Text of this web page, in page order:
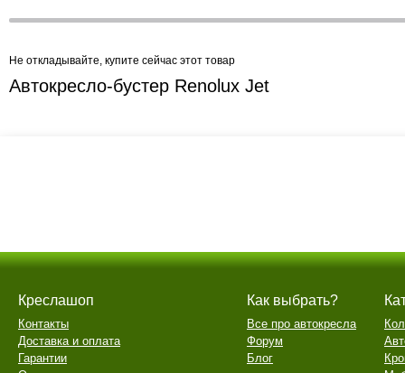
Не откладывайте, купите сейчас этот товар
Автокресло-бустер Renolux Jet
Креслашоп
Контакты
Доставка и оплата
Гарантии
Как выбрать?
Все про автокресла
Форум
Блог